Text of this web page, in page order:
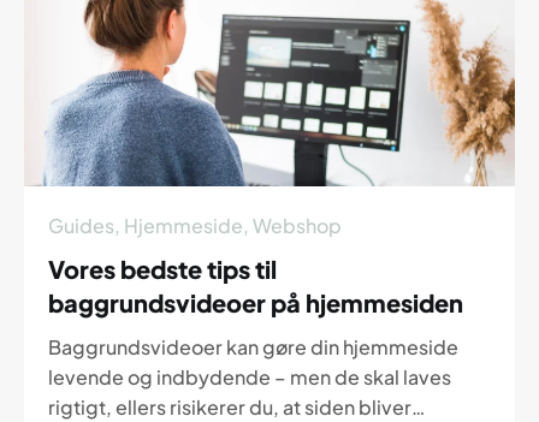
Guides, Hjemmeside, Webshop
Vores bedste tips til
baggrundsvideoer på hjemmesiden
Baggrundsvideoer kan gøre din hjemmeside
levende og indbydende – men de skal laves
rigtigt, ellers risikerer du, at siden bliver